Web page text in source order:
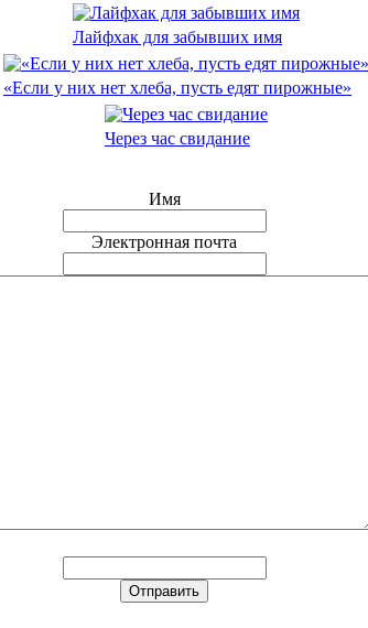
Лайфхак для забывших имя
«Если у них нет хлеба, пусть едят пирожные»
Через час свидание
Имя
Электронная почта